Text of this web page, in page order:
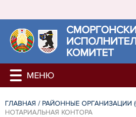
КОМИТЕТ
ГЛАВНАЯ / РАЙОННЫЕ ОРГАНИЗАЦИИ
НОТАРИАЛЬНАЯ КОНТОРА